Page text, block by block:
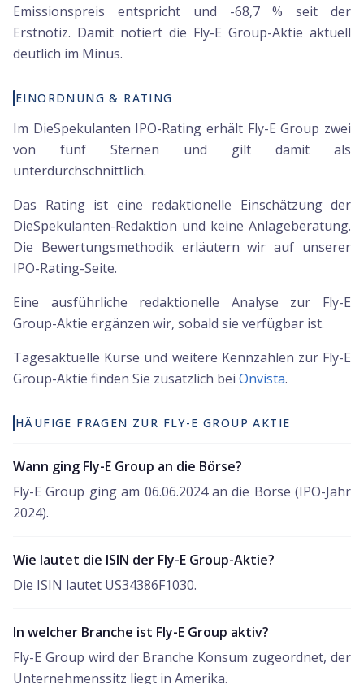
Emissionspreis entspricht und -68,7 % seit der
Erstnotiz. Damit notiert die Fly-E Group-Aktie aktuell
deutlich im Minus.
EINORDNUNG & RATING
Im DieSpekulanten IPO-Rating erhält Fly-E Group zwei
von fünf Sternen und gilt damit als
unterdurchschnittlich.
Das Rating ist eine redaktionelle Einschätzung der
DieSpekulanten-Redaktion und keine Anlageberatung.
Die Bewertungsmethodik erläutern wir auf unserer
IPO-Rating-Seite.
Eine ausführliche redaktionelle Analyse zur Fly-E
Group-Aktie ergänzen wir, sobald sie verfügbar ist.
Tagesaktuelle Kurse und weitere Kennzahlen zur Fly-E
Group-Aktie finden Sie zusätzlich bei Onvista.
HÄUFIGE FRAGEN ZUR FLY-E GROUP AKTIE
Wann ging Fly-E Group an die Börse?
Fly-E Group ging am 06.06.2024 an die Börse (IPO-Jahr
2024).
Wie lautet die ISIN der Fly-E Group-Aktie?
Die ISIN lautet US34386F1030.
In welcher Branche ist Fly-E Group aktiv?
Fly-E Group wird der Branche Konsum zugeordnet, der
Unternehmenssitz liegt in Amerika.